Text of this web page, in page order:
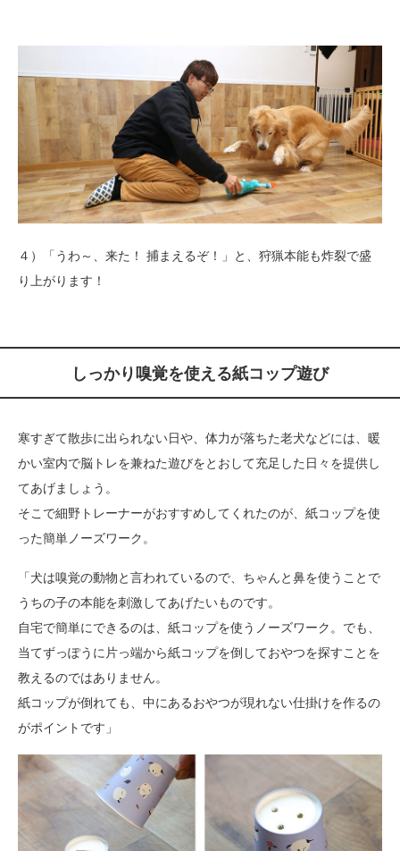
４）「うわ～、来た！ 捕まえるぞ！」と、狩猟本能も炸裂で盛
り上がります！
しっかり嗅覚を使える紙コップ遊び
寒すぎて散歩に出られない日や、体力が落ちた老犬などには、暖
かい室内で脳トレを兼ねた遊びをとおして充足した日々を提供し
てあげましょう。
そこで細野トレーナーがおすすめしてくれたのが、紙コップを使
った簡単ノーズワーク。
「犬は嗅覚の動物と言われているので、ちゃんと鼻を使うことで
うちの子の本能を刺激してあげたいものです。
自宅で簡単にできるのは、紙コップを使うノーズワーク。でも、
当てずっぽうに片っ端から紙コップを倒しておやつを探すことを
教えるのではありません。
紙コップが倒れても、中にあるおやつが現れない仕掛けを作るの
がポイントです」